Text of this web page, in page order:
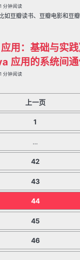
分钟阅读
豆瓣读书、豆瓣电影和豆瓣
用：基础与实
应用的系统间
分钟阅读
上一页
1
…
42
43
44
45
46